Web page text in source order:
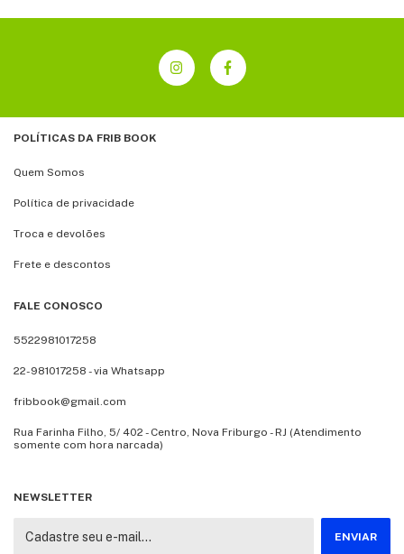
POLÍTICAS DA FRIB BOOK
Quem Somos
Política de privacidade
Troca e devolões
Frete e descontos
FALE CONOSCO
5522981017258
22-981017258 - via Whatsapp
fribbook@gmail.com
Rua Farinha Filho, 5/ 402 - Centro, Nova Friburgo - RJ (Atendimento
somente com hora narcada)
NEWSLETTER